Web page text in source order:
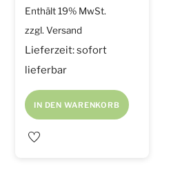
Enthält 19% MwSt.
zzgl. Versand
Lieferzeit: sofort
lieferbar
IN DEN WARENKORB